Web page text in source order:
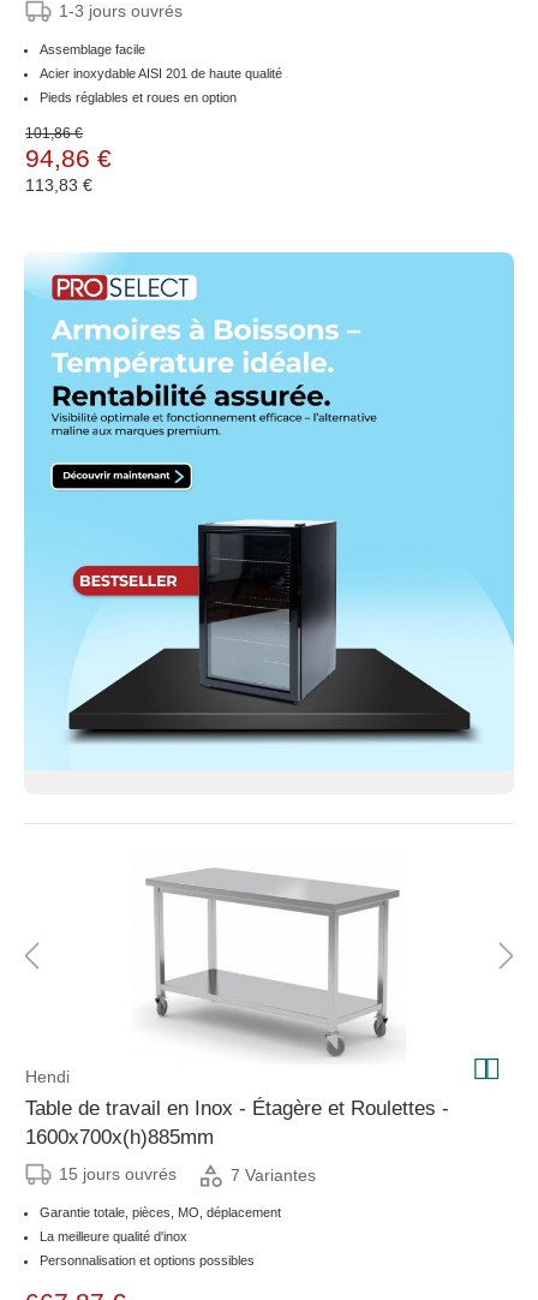
1-3 jours ouvrés
Assemblage facile
Acier inoxydable AISI 201 de haute qualité
Pieds réglables et roues en option
101,86 €
94,86 €
113,83 €
Hendi
Table de travail en Inox - Étagère et Roulettes -
1600x700x(h)885mm
15 jours ouvrés 7 Variantes
Garantie totale, pièces, MO, déplacement
La meilleure qualité d'inox
Personnalisation et options possibles